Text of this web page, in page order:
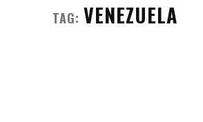
TAG: VENEZUELA